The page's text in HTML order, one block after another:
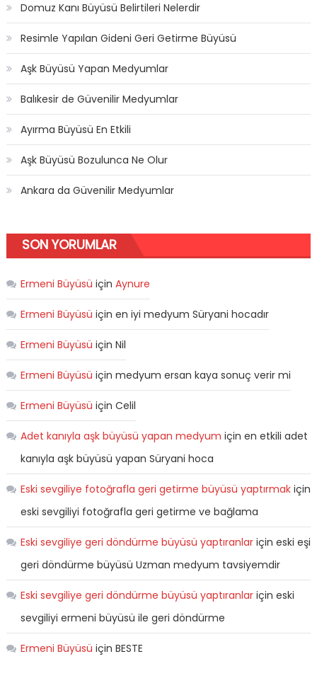
Domuz Kanı Büyüsü Belirtileri Nelerdir
Resimle Yapılan Gideni Geri Getirme Büyüsü
Aşk Büyüsü Yapan Medyumlar
Balıkesir de Güvenilir Medyumlar
Ayırma Büyüsü En Etkili
Aşk Büyüsü Bozulunca Ne Olur
Ankara da Güvenilir Medyumlar
SON YORUMLAR
Ermeni Büyüsü için Aynure
Ermeni Büyüsü için en iyi medyum Süryani hocadır
Ermeni Büyüsü için Nil
Ermeni Büyüsü için medyum ersan kaya sonuç verir mi
Ermeni Büyüsü için Celil
Adet kanıyla aşk büyüsü yapan medyum için en etkili adet
kanıyla aşk büyüsü yapan Süryani hoca
Eski sevgiliye fotoğrafla geri getirme büyüsü yaptırmakiçin
eski sevgiliyi fotoğrafla geri getirme ve bağlama
Eski sevgiliye geri döndürme büyüsü yaptıranlariçin eski eşi
geri döndürme büyüsü Uzman medyum tavsiyemdir
Eski sevgiliye geri döndürme büyüsü yaptıranlariçin eski
sevgiliyi ermeni büyüsü ile geri döndürme
Ermeni Büyüsü için BESTE